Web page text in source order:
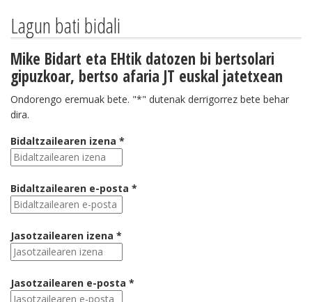
Lagun bati bidali
Mike Bidart eta EHtik datozen bi bertsolari
gipuzkoar, bertso afaria JT euskal jatetxean
Ondorengo eremuak bete. "*" dutenak derrigorrez bete behar
dira.
Bidaltzailearen izena *
Bidaltzailearen e-posta *
Jasotzailearen izena *
Jasotzailearen e-posta *